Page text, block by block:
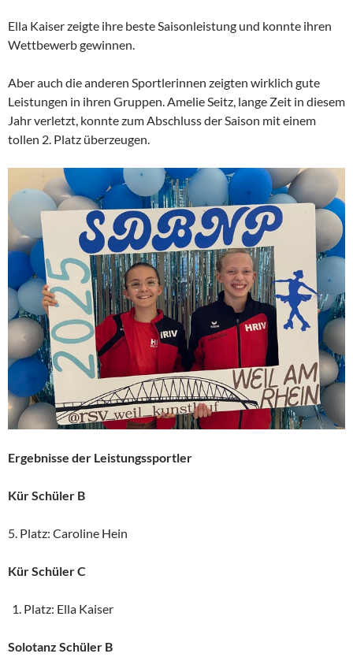
Ella Kaiser zeigte ihre beste Saisonleistung und konnte ihren
Wettbewerb gewinnen.
Aber auch die anderen Sportlerinnen zeigten wirklich gute
Leistungen in ihren Gruppen. Amelie Seitz, lange Zeit in diesem
Jahr verletzt, konnte zum Abschluss der Saison mit einem
tollen 2. Platz überzeugen.
Ergebnisse der Leistungssportler
Kür Schüler B
5. Platz: Caroline Hein
Kür Schüler C
Platz: Ella Kaiser
Solotanz Schüler B